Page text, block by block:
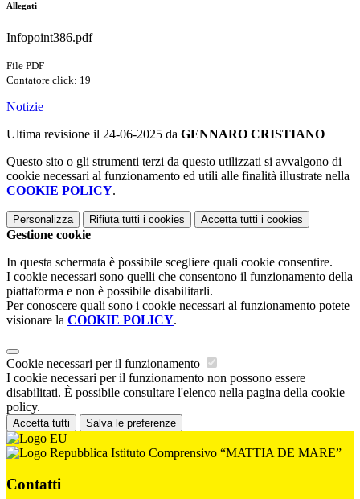
Allegati
Infopoint386.pdf
File PDF
Contatore click: 19
Notizie
Ultima revisione il 24-06-2025 da GENNARO CRISTIANO
Questo sito o gli strumenti terzi da questo utilizzati si avvalgono di
cookie necessari al funzionamento ed utili alle finalità illustrate nella
COOKIE POLICY.
Personalizza Rifiuta tutti i cookies Accetta tutti i cookies
Gestione cookie
In questa schermata è possibile scegliere quali cookie consentire.
I cookie necessari sono quelli che consentono il funzionamento della
piattaforma e non è possibile disabilitarli.
Per conoscere quali sono i cookie necessari al funzionamento potete
visionare la COOKIE POLICY.
Cookie necessari per il funzionamento
I cookie necessari per il funzionamento non possono essere
disabilitati. È possibile consultare l'elenco nella pagina della cookie
policy.
Accetta tutti Salva le preferenze
Istituto Comprensivo “MATTIA DE MARE”
Contatti